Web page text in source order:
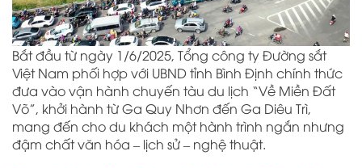
Bắt đầu từ ngày 1/6/2025, Tổng công ty Đường sắt
Việt Nam phối hợp với UBND tỉnh Bình Định chính thức
đưa vào vận hành chuyến tàu du lịch “Về Miền Đất
Võ”, khởi hành từ Ga Quy Nhơn đến Ga Diêu Trì,
mang đến cho du khách một hành trình ngắn nhưng
đậm chất văn hóa – lịch sử – nghệ thuật.